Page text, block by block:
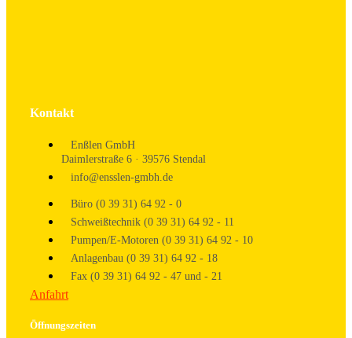
Kontakt
Enßlen GmbH
Daimlerstraße 6 · 39576 Stendal
info@ensslen-gmbh.de
Büro (0 39 31) 64 92 - 0
Schweißtechnik (0 39 31) 64 92 - 11
Pumpen/E-Motoren (0 39 31) 64 92 - 10
Anlagenbau (0 39 31) 64 92 - 18
Fax (0 39 31) 64 92 - 47 und - 21
Anfahrt
Öffnungszeiten